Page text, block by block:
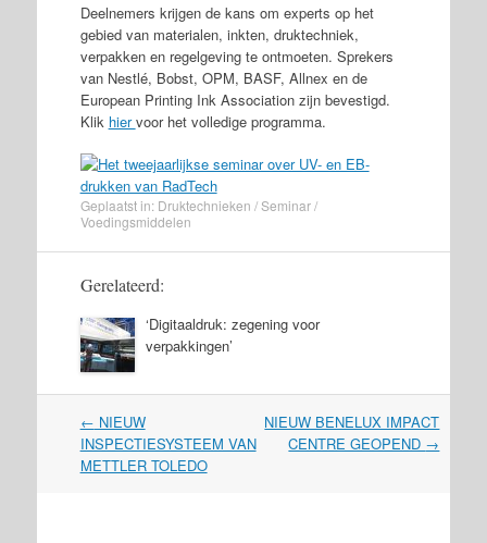
Deelnemers krijgen de kans om experts op het
gebied van materialen, inkten, druktechniek,
verpakken en regelgeving te ontmoeten. Sprekers
van Nestlé, Bobst, OPM, BASF, Allnex en de
European Printing Ink Association zijn bevestigd.
Klik hiervoor het volledige programma.
Geplaatst in: Druktechnieken /Seminar/
Voedingsmiddelen
Gerelateerd:
‘Digitaaldruk: zegening voor
verpakkingen’
Post
navigation
← NIEUW
INSPECTIESYSTEEM VAN
METTLER TOLEDO
NIEUW BENELUX IMPACT
CENTRE GEOPEND →